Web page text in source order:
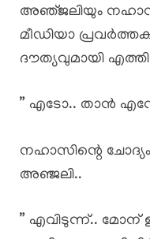
അഞ്‌ജലിയും
മീഡിയാ
ദൗത്യവുമായി
” എടോ.. താൻ
നഹാസിന്റെ ചോദ്യം
അഞ്ജലി..
” എവിടുന്ന്.. മോന്